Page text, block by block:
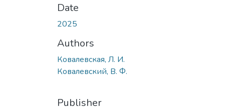
Date
2025
Authors
Ковалевская, Л. И.
Ковалевский, В. Ф.
Publisher